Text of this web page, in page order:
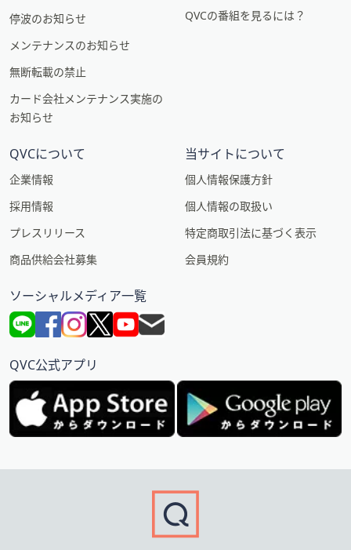
停波のお知らせ
メンテナンスのお知らせ
無断転載の禁止
カード会社メンテナンス実施の
お知らせ
QVCの番組を見るには？
QVCについて
企業情報
採用情報
プレスリリース
商品供給会社募集
当サイトについて
個人情報保護方針
個人情報の取扱い
特定商取引法に基づく表示
会員規約
ソーシャルメディア一覧
QVC公式アプリ